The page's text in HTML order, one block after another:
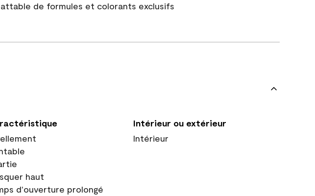
de formules et colorants exclusifs
haut
d'ouverture prolongé
Intérieur ou extérieur
Intérieur